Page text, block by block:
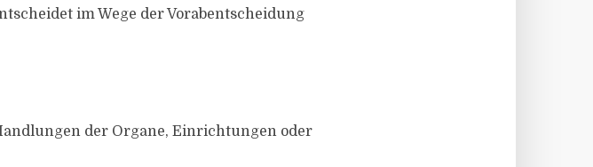
im Wege der Vorabentscheidung
der Organe, Einrichtungen oder